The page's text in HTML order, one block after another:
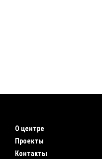
О центре
Проекты
Контакты